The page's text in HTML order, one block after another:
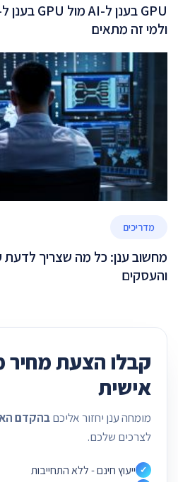
ולמי זה מתאים
מדריכים
מחשוב ענן: כל מה שצריך
והעסקים
קבלו הצעת
אישית
מומחה ענן יחזור אליכםבהקדם
לצרכים שלכם.
✓ ייעוץ חינם - ללא התחייבות